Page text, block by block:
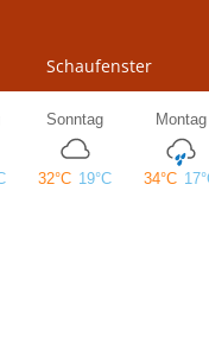
Schaufenster